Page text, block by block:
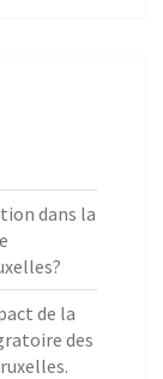
dans la
de la
des